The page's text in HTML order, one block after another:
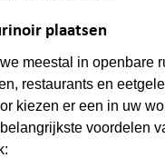
plaatsen
meestal in openbare
restaurants en
kiezen er een in uw
voordelen